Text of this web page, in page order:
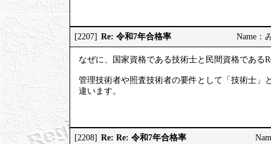
[2207] Re: 令和7年合格率 Name：
なぜに、国家資格である技術士と民間資格である
管理技術者や照査技術者の要件として「技術士」
違います。
[2208] Re: Re: 令和7年合格率